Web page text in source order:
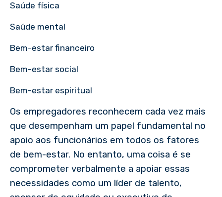
Saúde física
Saúde mental
Bem-estar financeiro
Bem-estar social
Bem-estar espiritual
Os empregadores reconhecem cada vez mais
que desempenham um papel fundamental no
apoio aos funcionários em todos os fatores
de bem-estar. No entanto, uma coisa é se
comprometer verbalmente a apoiar essas
necessidades como um líder de talento,